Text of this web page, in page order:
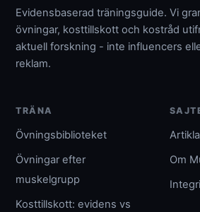
Evidensbaserad träningsguide. Vi
övningar, kosttillskott och kostråd
aktuell forskning - inte influencers
reklam.
TRÄNA
Övningsbiblioteket
Övningar efter
muskelgrupp
Kosttillskott: evidens vs
Om